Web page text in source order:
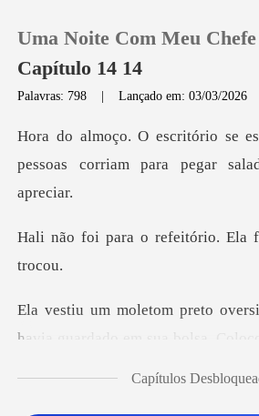
Loja
Histórico
Uma Noite Com Meu
Capítulo 14 14
Palavras: 798 |Lançado em: 03/03/2026
pessoas corriam para
efeitório. Ela
guardado em sua bolsa.
Capítulos